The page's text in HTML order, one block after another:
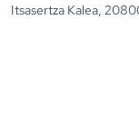
Itsasertza Kalea,